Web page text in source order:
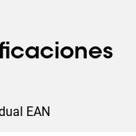
EAN